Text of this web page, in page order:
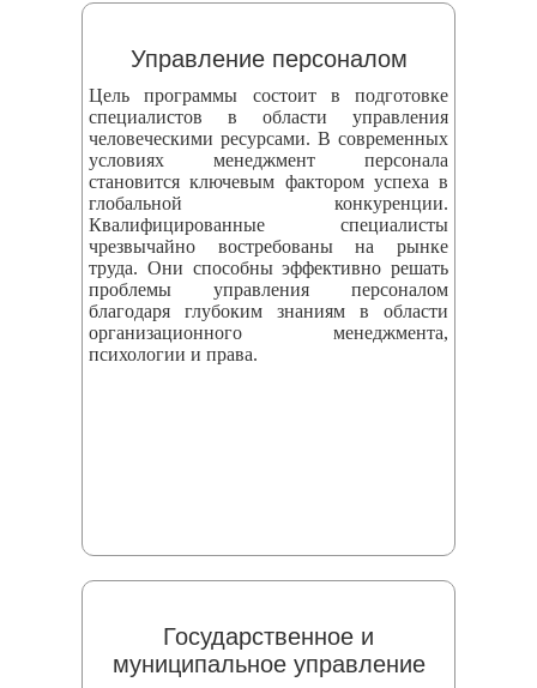
Управление персоналом
Цель программы состоит в подготовке
специалистов в области управления
человеческими ресурсами. В современных
условиях менеджмент персонала
становится ключевым фактором успеха в
глобальной конкуренции.
Квалифицированные специалисты
чрезвычайно востребованы на рынке
труда. Они способны эффективно решать
проблемы управления персоналом
благодаря глубоким знаниям в области
организационного менеджмента,
психологии и права.
Государственное и
муниципальное управление